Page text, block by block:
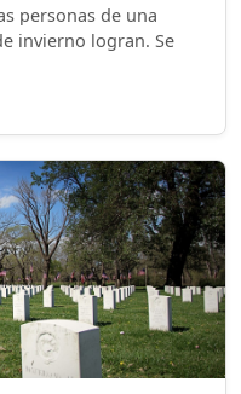
personas de una
invierno logran. Se